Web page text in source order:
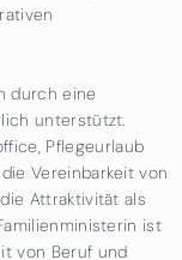
durch eine
unterstützt.
Pflegeurlaub
Vereinbarkeit von
Attraktivität als
ist
von Beruf und